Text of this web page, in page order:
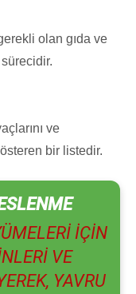
olan gıda ve
ve
bir listedir.
IÇIN
VE
YAVRU